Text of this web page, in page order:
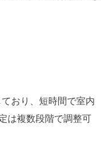
おり、短時間で室内
は複数段階で調整可